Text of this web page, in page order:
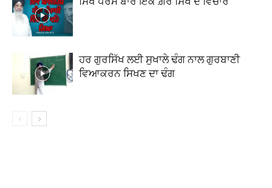
ਹਰ ਗੁਰਸਿੱਖ ਲਈ ਸੁਖਾਲੇ ਢੰਗ ਨਾਲ ਗੁਰਬਾਣੀ
ਵਿਆਕਰਨ ਸਿਖਣ ਦਾ ਢੰਗ